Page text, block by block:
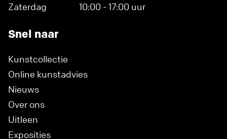
Zaterdag
10:00 - 17:00 uur
Snel naar
Kunstcollectie
Online kunstadvies
Nieuws
Over ons
Uitleen
Exposities